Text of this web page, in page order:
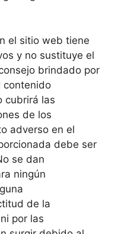
el sitio web tiene
y no sustituye el
brindado por
contenido
cubrirá las
de los
adverso en el
debe ser
se dan
ningún
de la
por las